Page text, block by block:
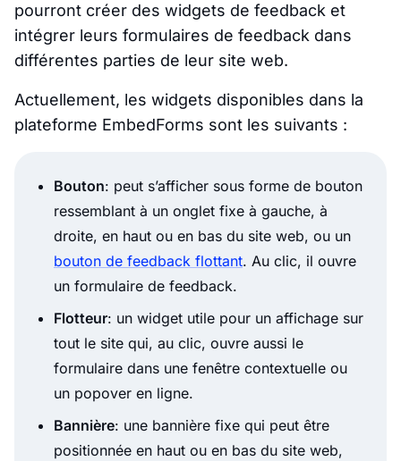
pourront créer des widgets de feedback et
intégrer leurs formulaires de feedback dans
différentes parties de leur site web.
Actuellement, les widgets disponibles dans la
plateforme EmbedForms sont les suivants :
Bouton: peut s’afficher sous forme de bouton
ressemblant à un onglet fixe à gauche, à
droite, en haut ou en bas du site web, ou un
bouton de feedback flottant. Au clic, il ouvre
un formulaire de feedback.
Flotteur: un widget utile pour un affichage sur
tout le site qui, au clic, ouvre aussi le
formulaire dans une fenêtre contextuelle ou
un popover en ligne.
Bannière: une bannière fixe qui peut être
positionnée en haut ou en bas du site web,